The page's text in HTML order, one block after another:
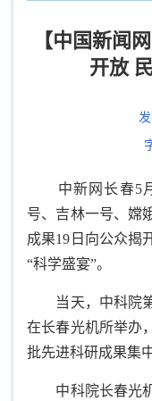
【中国新闻
开放
中新网 长春5
号、吉林一号、
成果19日向公众揭
“科学盛宴”。
当天，中科院第
在长春光机所举办
批先进科研成果集
中科院长春光机